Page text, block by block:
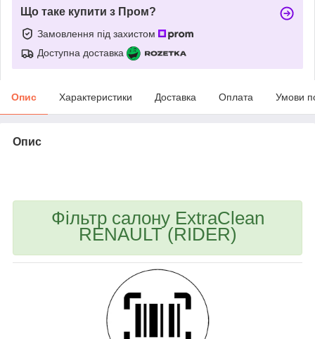
Що таке купити з Пром?
Замовлення під захистом
Доступна доставка
Опис Характеристики Доставка Оплата Умови
Опис
Фільтр салону ExtraClean
RENAULT (RIDER)